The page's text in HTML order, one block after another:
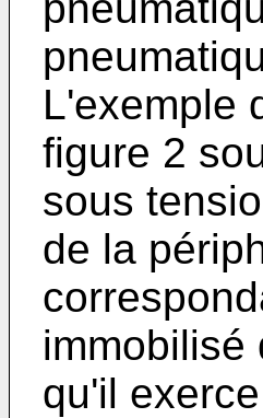
L'exemple
figure 2
sous
de la
immobilisé
qu'il